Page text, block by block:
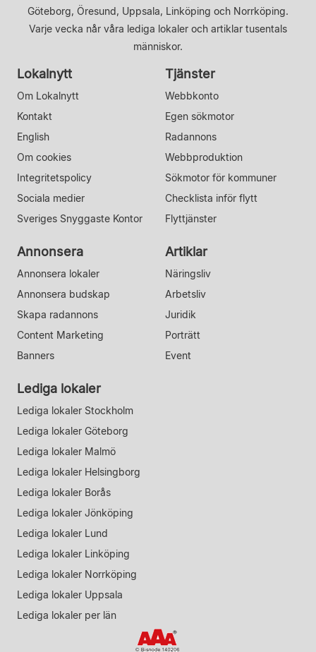
Göteborg, Öresund, Uppsala, Linköping och Norrköping.
Varje vecka når våra lediga lokaler och artiklar tusentals
människor.
Lokalnytt
Om Lokalnytt
Kontakt
English
Om cookies
Integritetspolicy
Sociala medier
Sveriges Snyggaste Kontor
Tjänster
Webbkonto
Egen sökmotor
Radannons
Webbproduktion
Sökmotor för kommuner
Checklista inför flytt
Flyttjänster
Annonsera
Annonsera lokaler
Annonsera budskap
Skapa radannons
Content Marketing
Banners
Artiklar
Näringsliv
Arbetsliv
Juridik
Porträtt
Event
Lediga lokaler
Lediga lokaler Stockholm
Lediga lokaler Göteborg
Lediga lokaler Malmö
Lediga lokaler Helsingborg
Lediga lokaler Borås
Lediga lokaler Jönköping
Lediga lokaler Lund
Lediga lokaler Linköping
Lediga lokaler Norrköping
Lediga lokaler Uppsala
Lediga lokaler per län